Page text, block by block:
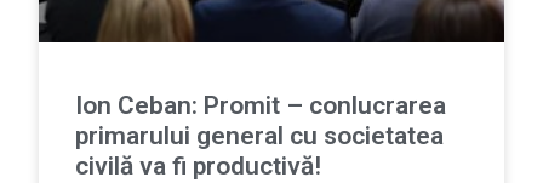
Ion Ceban: Promit – conlucrarea
primarului general cu societatea
civilă va fi productivă!